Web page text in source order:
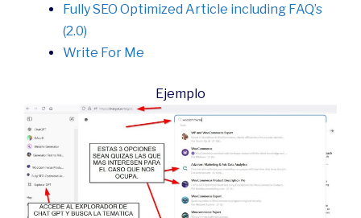
Fully SEO Optimized Article including FAQ’s
(2.0)
Write For Me
Ejemplo